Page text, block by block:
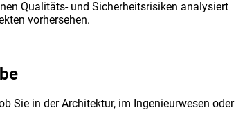
Qualitäts- und Sicherheitsrisiken analysiert
vorhersehen.
Sie in der Architektur, im Ingenieurwesen oder